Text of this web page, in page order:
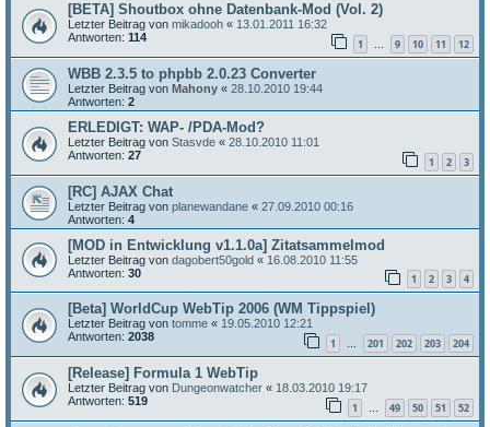
[BETA] Shoutbox ohne Datenbank-Mod (Vol. 2)
Letzter Beitrag von mikadooh « 13.01.2011 16:32
Antworten: 114 1 … 9 10 11 12
WBB 2.3.5 to phpbb 2.0.23 Converter
Letzter Beitrag von Mahony « 28.10.2010 19:44
Antworten: 2
ERLEDIGT: WAP- /PDA-Mod?
Letzter Beitrag von Stasvde « 28.10.2010 11:01
Antworten: 27 1 2 3
[RC] AJAX Chat
Letzter Beitrag von planewandane « 27.09.2010 00:16
Antworten: 4
[MOD in Entwicklung v1.1.0a] Zitatsammelmod
Letzter Beitrag von dagobert50gold « 16.08.2010 11:55
Antworten: 30 1 2 3 4
[Beta] WorldCup WebTip 2006 (WM Tippspiel)
Letzter Beitrag von tomme « 19.05.2010 12:21
Antworten: 2038 1 … 201 202 203 204
[Release] Formula 1 WebTip
Letzter Beitrag von Dungeonwatcher « 18.03.2010 19:17
Antworten: 519 1 49 50 51 52